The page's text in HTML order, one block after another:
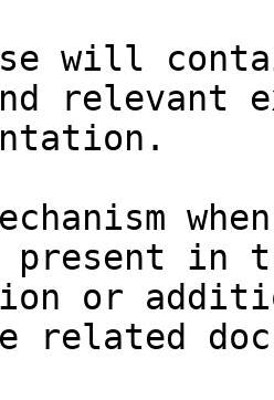
will
relevant
in
or